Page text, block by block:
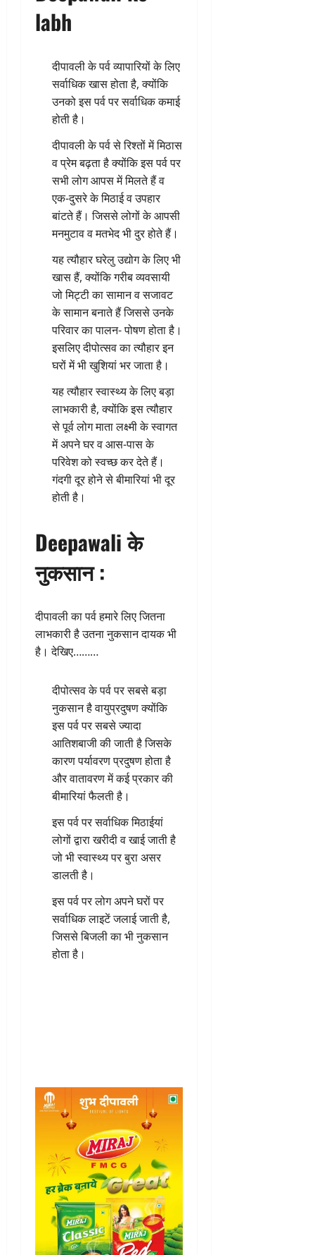
labh
दीपावली के पर्व व्यापारियों के लिए
सर्वाधिक खास होता है, क्योंकि
उनको इस पर्व पर सर्वाधिक कमाई
होती है।
दीपावली के पर्व से रिश्तों में मिठास
व प्रेम बढ़ता है क्योंकि इस पर्व पर
सभी लोग आपस में मिलते हैं व
एक-दुसरे के मिठाई व उपहार
बांटते हैं। जिससे लोगों के आपसी
मनमुटाव व मतभेद भी दुर होते हैं।
यह त्यौहार घरेलु उद्योग के लिए भी
खास हैं, क्योंकि गरीब व्यवसायी
जो मिट्टी का सामान व सजावट
के सामान बनाते हैं जिससे उनके
परिवार का पालन- पोषण होता है।
इसलिए दीपोत्सव का त्यौहार इन
घरों में भी खुशियां भर जाता है।
यह त्यौहार स्वास्थ्य के लिए बड़ा
लाभकारी है, क्योंकि इस त्यौहार
से पूर्व लोग माता लक्ष्मी के स्वागत
में अपने घर व आस-पास के
परिवेश को स्वच्छ कर देते हैं।
गंदगी दूर होने से बीमारियां भी दूर
होती है।
Deepawali के
नुकसान :
दीपावली का पर्व हमारे लिए जितना
लाभकारी है उतना नुकसान दायक भी
है। देखिए………
दीपोत्सव के पर्व पर सबसे बड़ा
नुकसान है वायुप्रदुषण क्योंकि
इस पर्व पर सबसे ज्यादा
आतिशबाजी की जाती है जिसके
कारण पर्यावरण प्रदुषण होता है
और वातावरण में कई प्रकार की
बीमारियां फैलती है।
इस पर्व पर सर्वाधिक मिठाईयां
लोगों द्वारा खरीदी व खाई जाती है
जो भी स्वास्थ्य पर बुरा असर
डालती है।
इस पर्व पर लोग अपने घरों पर
सर्वाधिक लाइटें जलाई जाती है,
जिससे बिजली का भी नुकसान
होता है।